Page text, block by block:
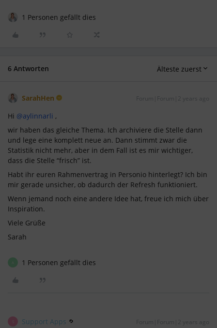
1 Personen gefällt dies
6 Antworten Älteste zuerst
SarahHen Forum|Forum|2 years ago
Hi @aylinnarli ,
wir haben das gleiche Thema. Ich archiviere die Stelle dann
und lege eine komplett neue an. Dann stimmt zwar die
Statistik nicht mehr, aber in dem Fall ist es mir wichtiger,
dass die Stelle “frisch” ist.
Habt ihr euren Rahmenvertrag in Personio hinterlegt? Ich bin
mir gerade unsicher, ob dadurch der Refresh funktioniert.
Wenn jemand noch eine andere Idee hat, freue ich mich über
Inspiration.
Viele Grüße
Sarah
A 1 Personen gefällt dies
Support Apps Forum|Forum|2 years ago